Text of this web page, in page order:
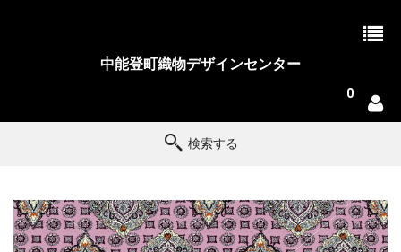
中能登町織物デザインセンター
0
検索する